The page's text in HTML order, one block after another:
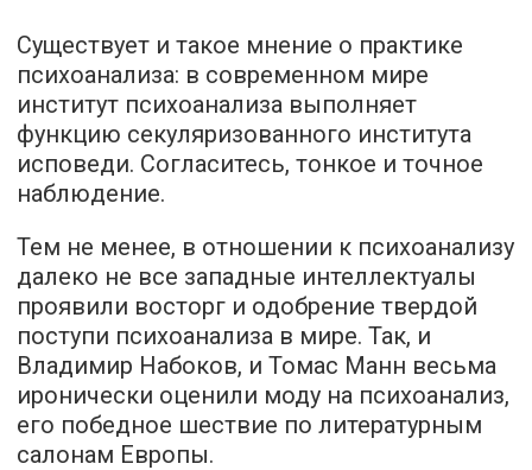
Существует и такое мнение о практике
психоанализа: в современном мире
институт психоанализа выполняет
функцию секуляризованного института
исповеди. Согласитесь, тонкое и точное
наблюдение.
Тем не менее, в отношении к психоанализу
далеко не все западные интеллектуалы
проявили восторг и одобрение твердой
поступи психоанализа в мире. Так, и
Владимир Набоков, и Томас Манн весьма
иронически оценили моду на психоанализ,
его победное шествие по литературным
салонам Европы.